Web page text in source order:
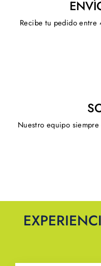
Recibe tu pedido entre
Nuestro equipo